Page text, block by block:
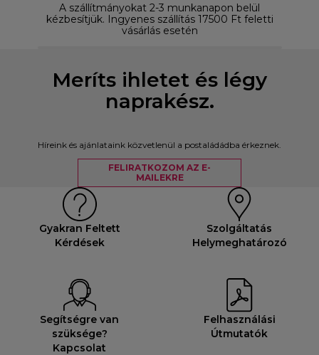
A szállítmányokat 2-3 munkanapon belül
kézbesítjük. Ingyenes szállítás 17500 Ft feletti
vásárlás esetén
Meríts ihletet és légy
naprakész.
Híreink és ajánlataink közvetlenül a postaládádba érkeznek.
FELIRATKOZOM AZ E-
MAILEKRE
Gyakran Feltett
Kérdések
Szolgáltatás
Helymeghatározó
Segítségre van
szüksége?
Kapcsolat
Felhasználási
Útmutatók